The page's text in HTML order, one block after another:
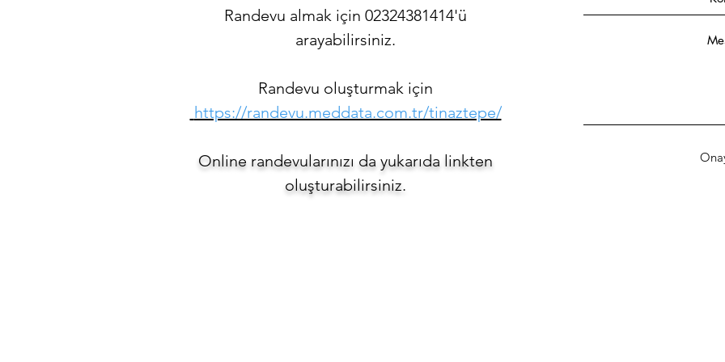
Randevu almak için 02324381414'ü
arayabilirsiniz.
Randevu oluşturmak için
https://randevu.meddata.com.tr/tinaztepe/
Online randevularınızı da yukarıda linkten
oluşturabilirsiniz.